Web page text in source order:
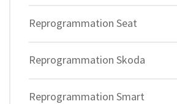
Reprogrammation Seat
Reprogrammation Skoda
Reprogrammation Smart